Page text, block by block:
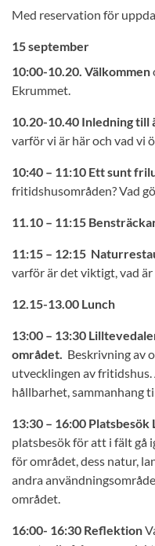
Med reservation för
15 september
10:00-10.20. Välkommen
Ekrummet.
10.20-10.40 Inledning till
varför vi är här och vad vi
10:40 – 11:10 Ett sunt
fritidshusområden? Vad
11.10 – 11:15
11:15 – 12:15
varför är det viktigt, vad
12.15-13.00 Lunch
13:00 – 13:30
området. Beskrivning av
utvecklingen av
hållbarhet, sammanhang
13:30 – 16:00
platsbesök för att i fält gå
för området, dess natur,
andra
området.
16:00- 16:30 Reflektion